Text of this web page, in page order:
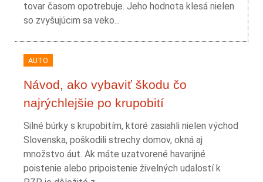
tovar časom opotrebuje. Jeho hodnota klesá nielen
so zvyšujúcim sa veko...
AUTO
Návod, ako vybaviť škodu čo
najrýchlejšie po krupobití
Silné búrky s krupobitím, ktoré zasiahli nielen východ
Slovenska, poškodili strechy domov, okná aj
množstvo áut. Ak máte uzatvorené havarijné
poistenie alebo pripoistenie živelných udalostí k